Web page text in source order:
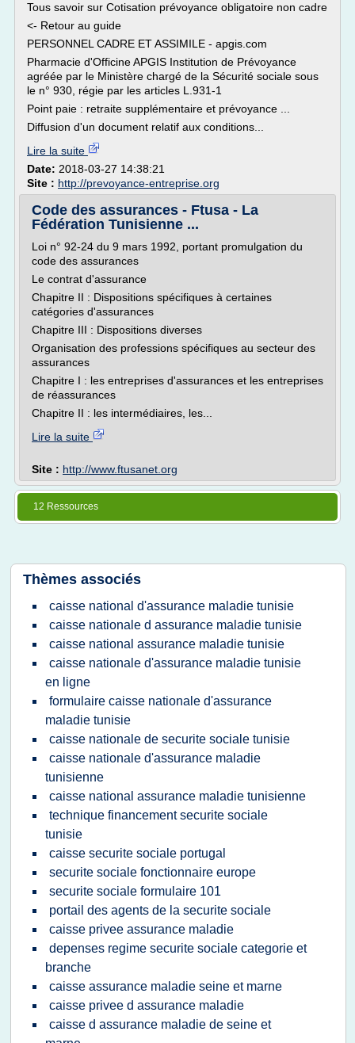
Tous savoir sur Cotisation prévoyance obligatoire non cadre
<- Retour au guide
PERSONNEL CADRE ET ASSIMILE - apgis.com
Pharmacie d'Officine APGIS Institution de Prévoyance
agréée par le Ministère chargé de la Sécurité sociale sous
le n° 930, régie par les articles L.931-1
Point paie : retraite supplémentaire et prévoyance ...
Diffusion d'un document relatif aux conditions...
Lire la suite
Date: 2018-03-27 14:38:21
Site : http://prevoyance-entreprise.org
Code des assurances - Ftusa - La
Fédération Tunisienne ...
Loi n° 92-24 du 9 mars 1992, portant promulgation du
code des assurances
Le contrat d'assurance
Chapitre II : Dispositions spécifiques à certaines
catégories d'assurances
Chapitre III : Dispositions diverses
Organisation des professions spécifiques au secteur des
assurances
Chapitre I : les entreprises d'assurances et les entreprises
de réassurances
Chapitre II : les intermédiaires, les...
Lire la suite
Site : http://www.ftusanet.org
12 Ressources
Thèmes associés
caisse national d'assurance maladie tunisie
caisse nationale d assurance maladie tunisie
caisse national assurance maladie tunisie
caisse nationale d'assurance maladie tunisie
en ligne
formulaire caisse nationale d'assurance
maladie tunisie
caisse nationale de securite sociale tunisie
caisse nationale d'assurance maladie
tunisienne
caisse national assurance maladie tunisienne
technique financement securite sociale
tunisie
caisse securite sociale portugal
securite sociale fonctionnaire europe
securite sociale formulaire 101
portail des agents de la securite sociale
caisse privee assurance maladie
depenses regime securite sociale categorie et
branche
caisse assurance maladie seine et marne
caisse privee d assurance maladie
caisse d assurance maladie de seine et